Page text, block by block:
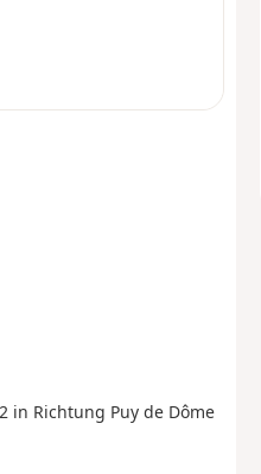
in Richtung Puy de Dôme